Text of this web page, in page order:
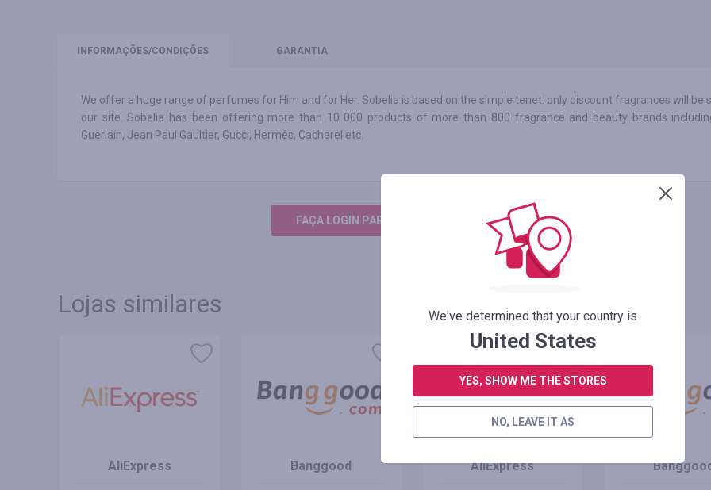
INFORMAÇÕES/CONDIÇÕES GARANTIA
We offer a huge range of perfumes for Him and for Her. Sobelia is based on the simple tenet: only discount fragrances will be
our site. Sobelia has been offering more than 10 000 products of more than 800 fragrance and beauty brands
Guerlain, Jean Paul Gaultier, Gucci, Hermès, Cacharel etc.
FAÇA LOGIN PARA DEIXAR UM COMENTÁRIO
Lojas similares
AliExpress Banggood AliExpress
We've determined that your country is
United States
YES, SHOW ME THE STORES
NO, LEAVE IT AS